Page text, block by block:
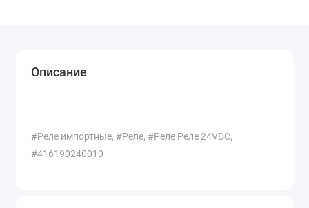
Описание
#Реле импортные, #Реле, #Реле Реле 24VDC,
#416190240010